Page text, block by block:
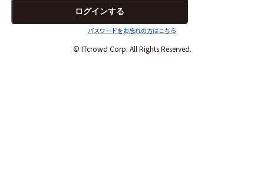
パスワードをお忘れの方はこちら
© ITcrowd Corp. All Rights Reserved.